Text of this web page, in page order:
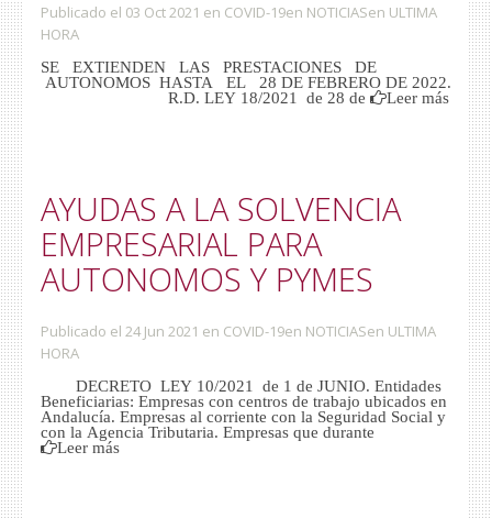
Publicado el 03 Oct 2021 en COVID-19en NOTICIASen ULTIMA
HORA
SE EXTIENDEN LAS PRESTACIONES DE
AUTONOMOS HASTA EL 28 DE FEBRERO DE 2022.
R.D. LEY 18/2021 de 28 de
Leer más
AYUDAS A LA SOLVENCIA
EMPRESARIAL PARA
AUTONOMOS Y PYMES
Publicado el 24 Jun 2021 en COVID-19en NOTICIASen ULTIMA
HORA
DECRETO LEY 10/2021 de 1 de JUNIO. Entidades
Beneficiarias: Empresas con centros de trabajo ubicados en
Andalucía. Empresas al corriente con la Seguridad Social y
con la Agencia Tributaria. Empresas que durante
Leer más